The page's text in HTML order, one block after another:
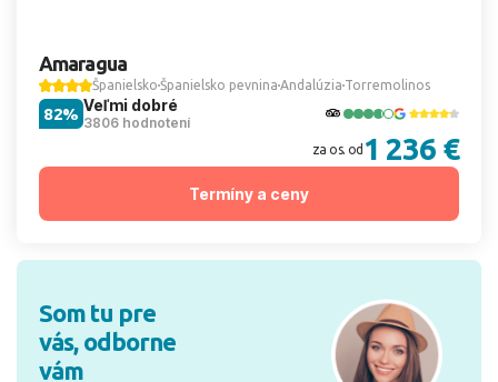
Amaragua
Španielsko Španielsko pevnina Andalúzia Torremolinos
Veľmi dobré
3806 hodnotení
82%
za os. od 1 236 €
Termíny a ceny
Som tu pre
vás, odborne
vám